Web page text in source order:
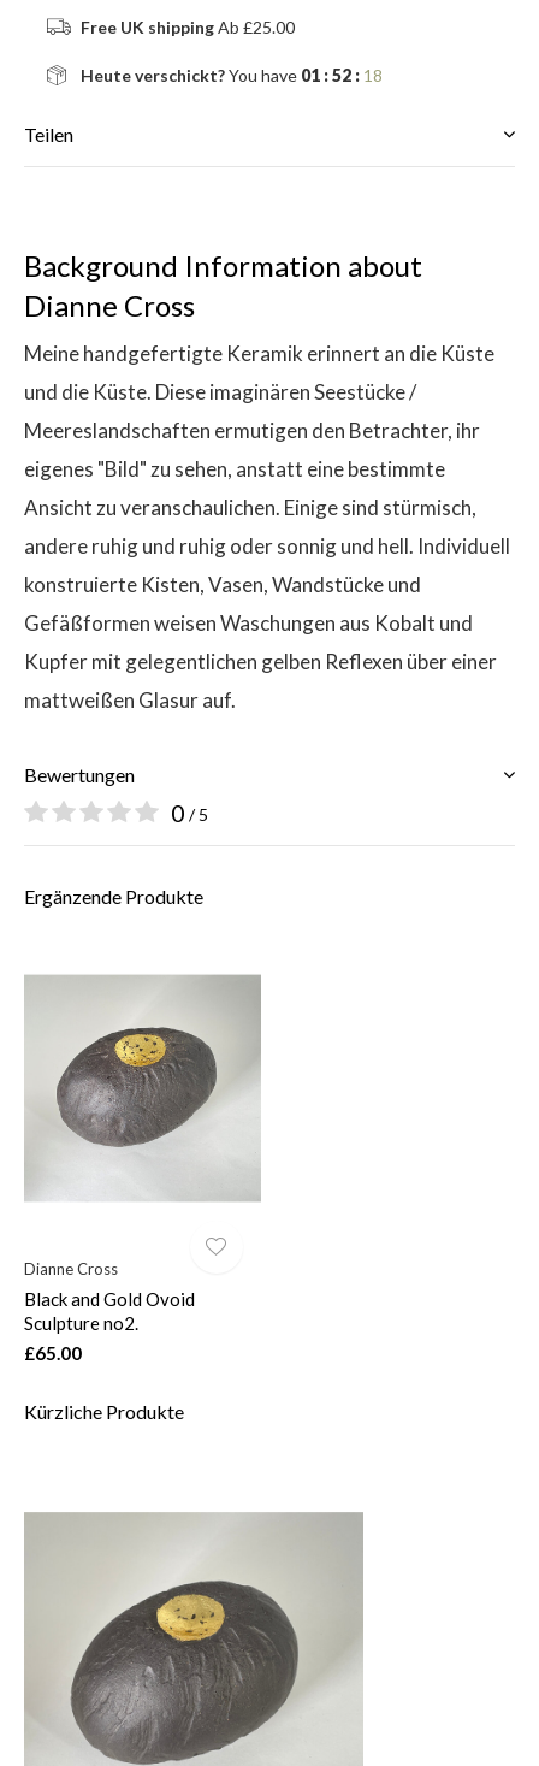
Free UK shippingAb £25.00
Heute verschickt?You have 01 : 52 : 18
Teilen
Background Information about
Dianne Cross
Meine handgefertigte Keramik erinnert an die Küste
und die Küste. Diese imaginären Seestücke /
Meereslandschaften ermutigen den Betrachter, ihr
eigenes "Bild" zu sehen, anstatt eine bestimmte
Ansicht zu veranschaulichen. Einige sind stürmisch,
andere ruhig und ruhig oder sonnig und hell. Individuell
konstruierte Kisten, Vasen, Wandstücke und
Gefäßformen weisen Waschungen aus Kobalt und
Kupfer mit gelegentlichen gelben Reflexen über einer
mattweißen Glasur auf.
Bewertungen
0 / 5
Ergänzende Produkte
Dianne Cross
Black and Gold Ovoid
Sculpture no2.
£65.00
Kürzliche Produkte